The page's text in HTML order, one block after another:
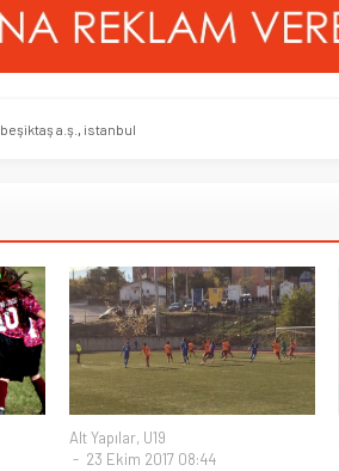
beşiktaş a.ş. , istanbul
Alt Yapılar, U19
23 Ekim 2017 08:44